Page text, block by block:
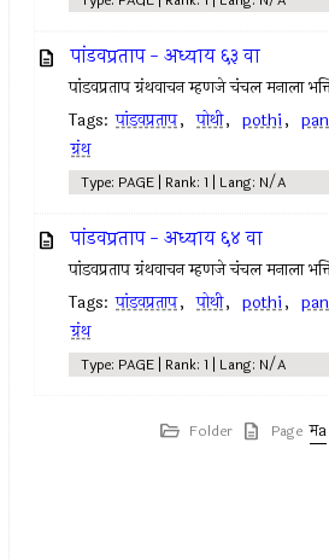
पांडवप्रताप - अध्याय ६३ वा
पांडवप्रताप ग्रंथवाचन म्हणजे चंचल मनाला
Tags: पांडवप्रताप, पोथी, pothi,
ग्रंथ
Type: PAGE | Rank: 1 | Lang: N/A
पांडवप्रताप - अध्याय ६४ वा
पांडवप्रताप ग्रंथवाचन म्हणजे चंचल मनाला
Tags: पांडवप्रताप, पोथी, pothi,
ग्रंथ
Type: PAGE | Rank: 1 | Lang: N/A
Folder Page